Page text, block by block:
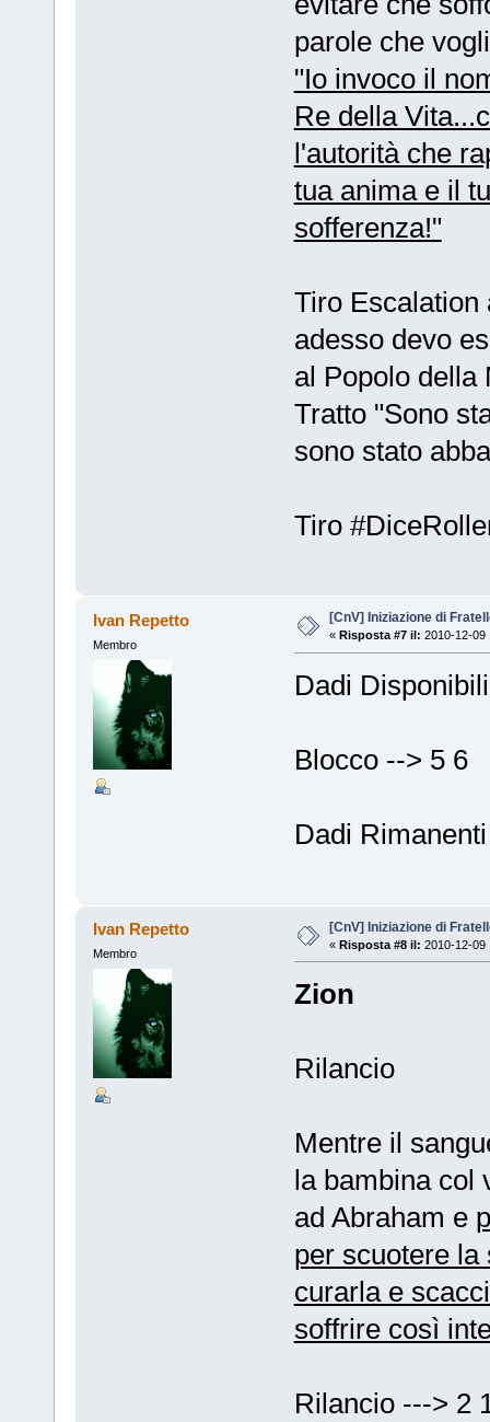
parole che
"Io invoco il
Re della
l'autorità che
tua anima e il
sofferenza!"
Tiro Escalation
adesso devo
al Popolo della
Tratto "Sono
sono stato
Tiro
Ivan Repetto
Membro
[CnV] Iniziazione di
« Risposta #7 il: 2010-12-09
Dadi
Blocco --> 5 6
Dadi
Ivan Repetto
Membro
[CnV] Iniziazione di
« Risposta #8 il: 2010-12-09
Zion
Rilancio
Mentre il
la bambina col
ad Abraham e
per scuotere la
curarla e
soffrire così
Rilancio ---> 2